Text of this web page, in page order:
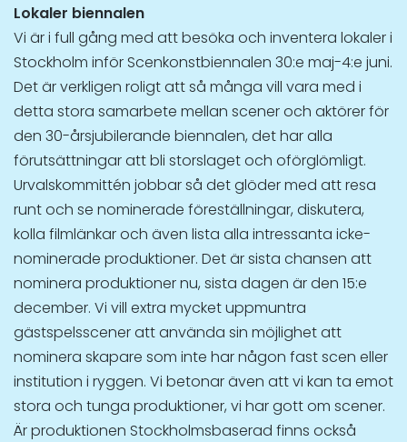
Lokaler biennalen
Vi är i full gång med att besöka och inventera lokaler i
Stockholm inför Scenkonstbiennalen 30:e maj-4:e juni.
Det är verkligen roligt att så många vill vara med i
detta stora samarbete mellan scener och aktörer för
den 30-årsjubilerande biennalen, det har alla
förutsättningar att bli storslaget och oförglömligt.
Urvalskommittén jobbar så det glöder med att resa
runt och se nominerade föreställningar, diskutera,
kolla filmlänkar och även lista alla intressanta icke-
nominerade produktioner. Det är sista chansen att
nominera produktioner nu, sista dagen är den 15:e
december. Vi vill extra mycket uppmuntra
gästspelsscener att använda sin möjlighet att
nominera skapare som inte har någon fast scen eller
institution i ryggen. Vi betonar även att vi kan ta emot
stora och tunga produktioner, vi har gott om scener.
Är produktionen Stockholmsbaserad finns också